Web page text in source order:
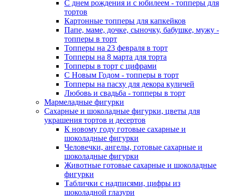
С днем рождения и с юбилеем - топперы для
тортов
Картонные топперы для капкейков
Папе, маме, дочке, сыночку, бабушке, мужу -
топперы в торт
Топперы на 23 февраля в торт
Топперы на 8 марта для торта
Топперы в торт с цифрами
С Новым Годом - топперы в торт
Топперы на пасху для декора куличей
Любовь и свадьба - топперы в торт
Мармеладные фигурки
Сахарные и шоколадные фигурки, цветы для
украшения тортов и десертов
К новому году готовые сахарные и
шоколадные фигурки
Человечки, ангелы, готовые сахарные и
шоколадные фигурки
Животные готовые сахарные и шоколадные
фигурки
Таблички с надписями, цифры из
шоколадной глазури